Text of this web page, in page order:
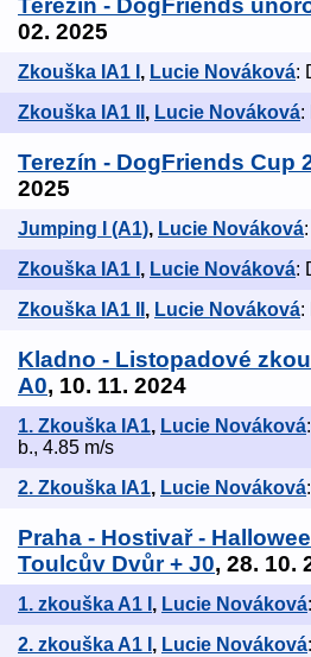
Terezín - DogFriends
02. 2025
Zkouška IA1 I , Lucie Nováková:
Zkouška IA1 II , Lucie Nováková:
Terezín - DogFriends Cup
2025
Jumping I (A1), Lucie Nováková
Zkouška IA1 I , Lucie Nováková:
Zkouška IA1 II , Lucie Nováková:
Kladno - Listopadové
A0, 10. 11. 2024
1. Zkouška IA1, Lucie Nováková
b., 4.85 m/s
2. Zkouška IA1, Lucie Nováková
Praha - Hostivař -
Toulcův Dvůr + J0, 28. 10.
1. zkouška A1 I , Lucie Nováková
2. zkouška A1 I , Lucie Nováková